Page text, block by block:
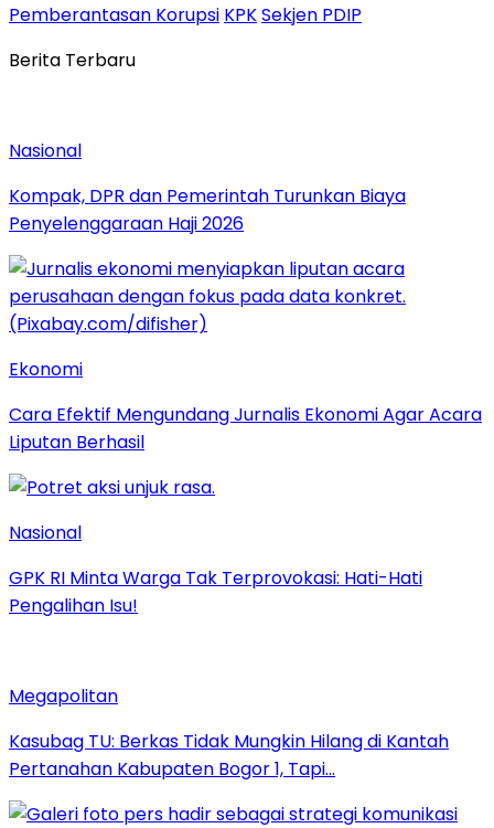
Pemberantasan Korupsi KPKSekjen PDIP
Berita Terbaru
Nasional
Kompak, DPR dan Pemerintah Turunkan Biaya
Penyelenggaraan Haji 2026
Ekonomi
Cara Efektif Mengundang Jurnalis Ekonomi Agar Acara
Liputan Berhasil
Nasional
GPK RI Minta Warga Tak Terprovokasi: Hati-Hati
Pengalihan Isu!
Megapolitan
Kasubag TU: Berkas Tidak Mungkin Hilang di Kantah
Pertanahan Kabupaten Bogor 1, Tapi…